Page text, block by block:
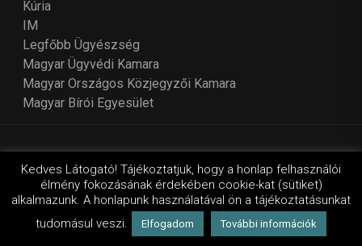
Kúria
IM
Legfőbb Ügyészség
Magyar Ügyvédi Kamara
Magyar Országos Közjegyzői Kamara
Magyar Bírói Egyesület
© Copyright 2018 - 2021Országos Bírói Tanács. Design
by Wordpressvilág
Kedves Látogató! Tájékoztatjuk, hogy a honlap felhasználói
élmény fokozásának érdekében cookie-kat (sütiket)
alkalmazunk. A honlapunk használatával ön a tájékoztatásunkat
tudomásul veszi.
Elfogadom További információk